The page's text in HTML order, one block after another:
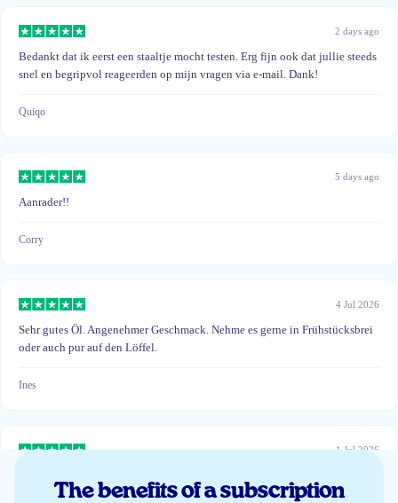
2 days ago
Bedankt dat ik eerst een staaltje mocht testen. Erg fijn ook dat jullie steeds
snel en begripvol reageerden op mijn vragen via e-mail. Dank!
Quiqo
5 days ago
Aanrader!!
Corry
4 Jul 2026
Sehr gutes Öl. Angenehmer Geschmack. Nehme es gerne in Frühstücksbrei
oder auch pur auf den Löffel.
Ines
1 Jul 2026
The benefits of a subscription